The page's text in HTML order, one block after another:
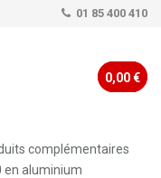
01 85 400 410
0,00 €
complémentaires
en aluminium